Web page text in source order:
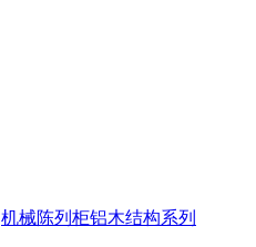
机械陈列柜铝木结构系列